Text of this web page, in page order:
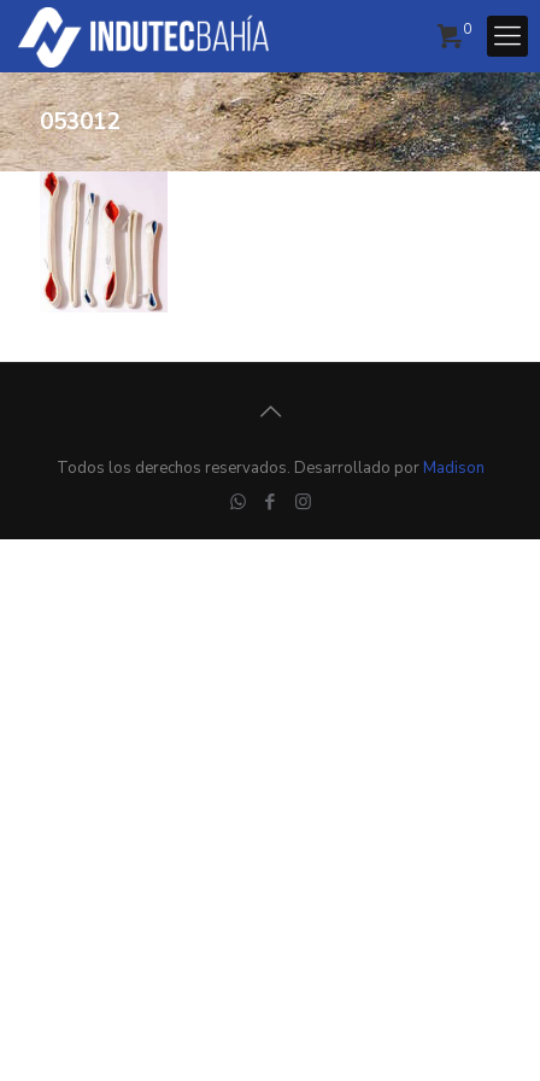
0
053012
Todos los derechos reservados. Desarrollado por Madison